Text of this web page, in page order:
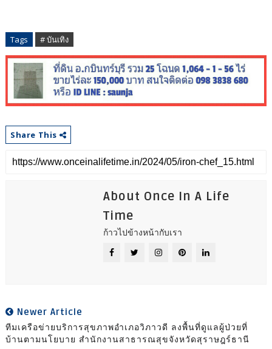
Tags # บันเทิง
Share This
About Once In A Life
Time
ก้าวไปข้างหน้ากับเรา
Newer Article
ทีมเครือข่ายบริการสุขภาพอำเภอวิภาวดี ลงพื้นที่ดูแลผู้ป่วยที่
บ้านตามนโยบาย สำนักงานสาธารณสุขจังหวัดสุราษฎร์ธานี